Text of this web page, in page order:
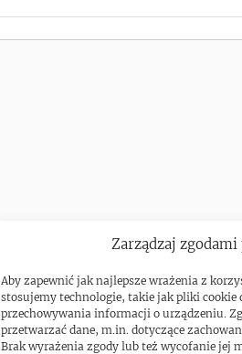
Zarządzaj
Aby zapewnić jak najlepsze wrażenia z
stosujemy technologie, takie jak pliki cookie
przechowywania informacji o urządzeniu.
przetwarzać dane, m.in. dotyczące
Brak wyrażenia zgody lub też wycofanie jej